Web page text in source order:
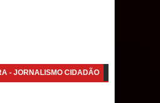
- JORNALISMO CIDADÃO